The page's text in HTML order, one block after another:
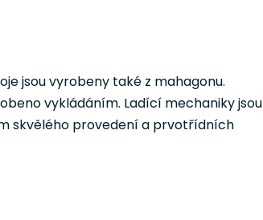
jsou vyrobeny také z mahagonu.
vykládáním. Ladící mechaniky jsou
skvělého provedení a prvotřídních